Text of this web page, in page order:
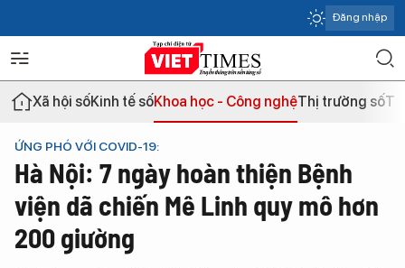
Đăng nhập
Xã hội sốKinh tế sốKhoa học - Công nghệThị trường số
ỨNG PHÓ VỚI COVID-19:
Hà Nội: 7 ngày hoàn thiện Bệnh
viện dã chiến Mê Linh quy mô hơn
200 giường